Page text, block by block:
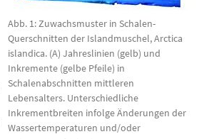
Abb. 1: Zuwachsmuster in Schalen-
Querschnitten der Islandmuschel, Arctica
islandica. (A) Jahreslinien (gelb) und
Inkremente (gelbe Pfeile) in
Schalenabschnitten mittleren
Lebensalters. Unterschiedliche
Inkrementbreiten infolge Änderungen der
Wassertemperaturen und/oder